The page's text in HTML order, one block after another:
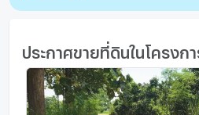
ไมโครเวฟ
ประกาศขายที่ดินในโครงก